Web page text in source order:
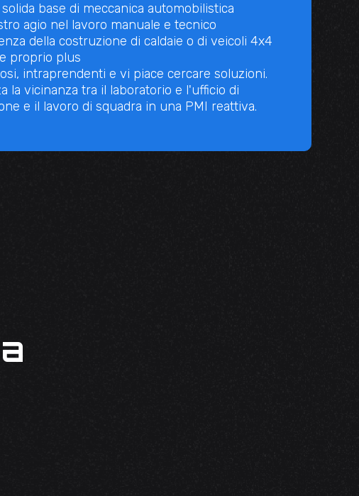
base di meccanica automobilistica
agio nel lavoro manuale e tecnico
della costruzione di caldaie o di veicoli 4x4
proprio plus
intraprendenti e vi piace cercare soluzioni.
la vicinanza tra il laboratorio e l'ufficio di
e il lavoro di squadra in una PMI reattiva.